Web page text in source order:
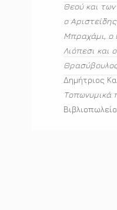
Θεού και
ο
Μπραχάμι, ο
Λιόπεσι και
Δημήτριος
Τοπωνυμικά